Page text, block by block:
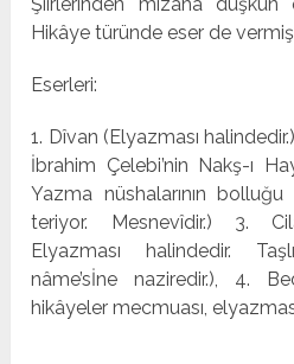
Hikâye türün­de eser de
Eserleri:
1. Dîvan (Elyazması
İbrahim Çelebi’nin Nakş-ı
Yazma nüshalarının
teriyor. Mesnevîdir.) 3.
Elyazması halindedir.
nâme’sİne naziredir.), 4.
hikâyeler mecmuası,